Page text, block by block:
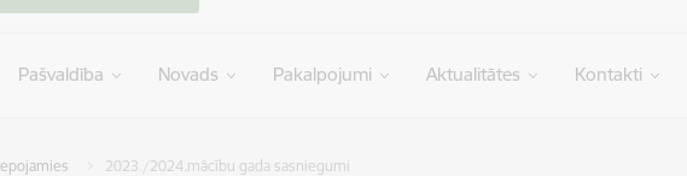
Pašvaldība Novads Pakalpojumi Aktualitātes Kontakti
2023./2024.mācību gada sasniegumi